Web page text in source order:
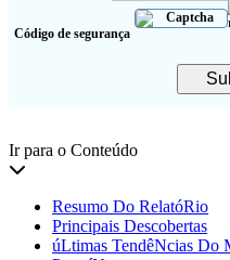
Código de segurança
Ir para o Conteúdo
Resumo Do RelatóRio
Principais Descobertas
úLtimas TendêNcias Do